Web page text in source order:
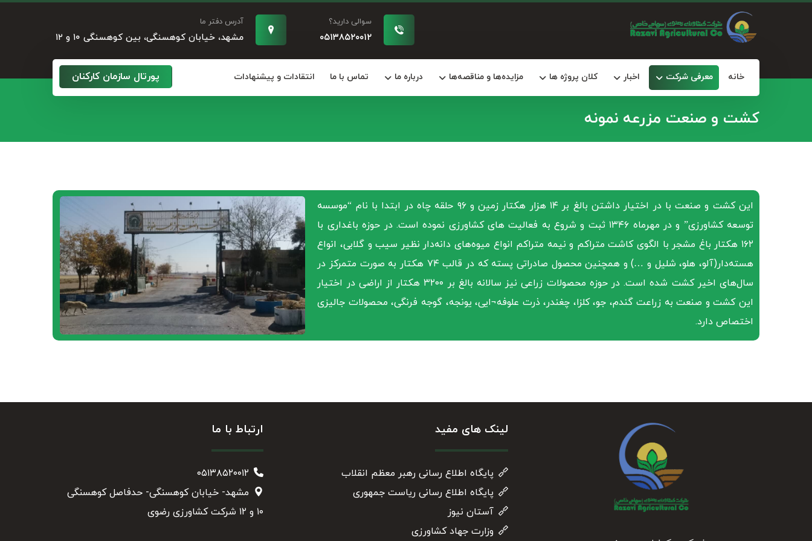
آدرس دفتر ما
مشهد، خیابان کوهسنگی، بین کوهسنگی ۱۰ و ۱۲
سوالی دارید؟
۰۵۱۳۸۵۲۰۰۱۲
خانه معرفی شرکت اخبار کلان پروژه ها مزایده‌ها و مناقصه‌ها درباره ما تماس با ما انتقادات و پیشنهادات پورتال سازمان کارکنان
کشت و صنعت مزرعه نمونه
این کشت و صنعت با در اختیار داشتن بالغ بر ۱۴ هزار هکتار زمین و ۹۶ حلقه چاه در ابتدا با نام “موسسه
توسعه کشاورزی” و در مهرماه ۱۳۴۶ ثبت و شروع به فعالیت های کشاورزی نموده است. در حوزه باغداری با
۱۶۲ هکتار باغ مشجر با الگوی کاشت متراکم و نیمه متراکم انواع میوه‌های دانه‌دار نظیر سیب و گلابی، انواع
هسته‌دار(آلو، هلو، شلیل و …) و همچنین محصول صادراتی پسته که در قالب ۷۴ هکتار به صورت متمرکز در
سال‌های اخیر کشت شده است. در حوزه محصولات زراعی نیز سالانه بالغ بر ۳۲۰۰ هکتار از اراضی در اختیار
این کشت و صنعت به زراعت گندم، جو، کلزا، چغندر، ذرت علوفه¬ایی، یونجه، گوجه فرنگی، محصولات جالیزی
اختصاص دارد.
لینک های مفید
پایگاه اطلاع رسانی رهبر معظم انقلاب
پایگاه اطلاع رسانی ریاست جمهوری
آستان نیوز
وزارت جهاد کشاورزی
ارتباط با ما
۰۵۱۳۸۵۲۰۰۱۲
مشهد- خیابان کوهسنگی- حدفاصل کوهسنگی
۱۰ و ۱۲ شرکت کشاورزی رضوی